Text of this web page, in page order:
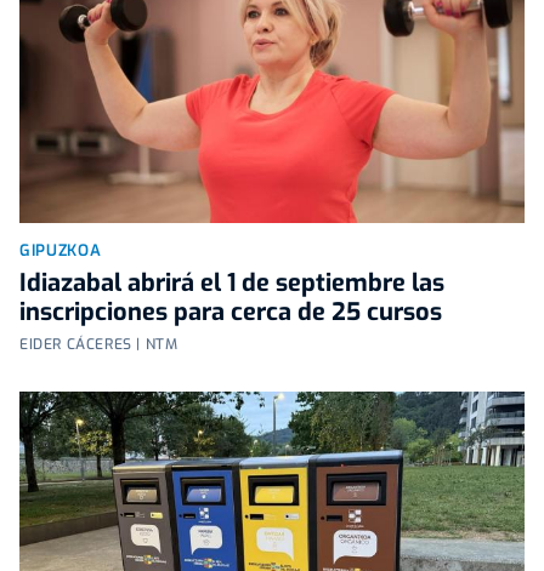
GIPUZKOA
Idiazabal abrirá el 1 de septiembre las
inscripciones para cerca de 25 cursos
EIDER CÁCERES | NTM